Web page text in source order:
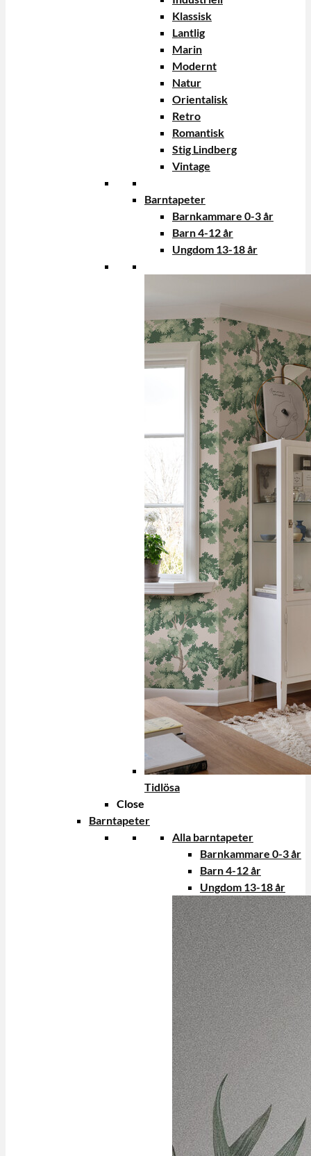
Klassisk
Lantlig
Marin
Modernt
Natur
Orientalisk
Retro
Romantisk
Stig Lindberg
Vintage
Barntapeter
Barnkammare 0-3 år
Barn 4-12 år
Ungdom 13-18 år
Tidlösa
Close
Barntapeter
Alla barntapeter
Barnkammare 0-3 år
Barn 4-12 år
Ungdom 13-18 år